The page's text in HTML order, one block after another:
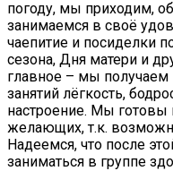
погоду, мы приходим,
занимаемся в своё
чаепитие и посиделки
сезона, Дня матери и
главное – мы получаем
занятий лёгкость,
настроение. Мы готовы
желающих, т.к.
Надеемся, что после
заниматься в группе